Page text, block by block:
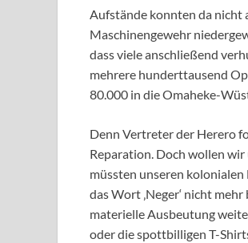
Aufstände konnten da nicht
Maschinengewehr
dass viele anschließend
mehrere hunderttausend
80.000 in die Omaheke-
Denn Vertreter der Herero
Reparation. Doch wollen
müssten unseren
das Wort ‚Neger‘ nicht
materielle Ausbeutung
oder die spottbilligen T-